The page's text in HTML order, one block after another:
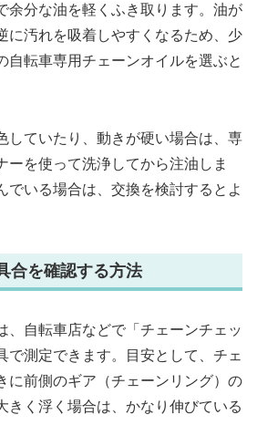
余分な油を軽くふき取ります。油が
に汚れを吸着しやすくなるため、少
自転車専用チェーンオイルを選ぶと
していたり、動きが硬い場合は、専
ーを使って洗浄してから注油しま
でいる場合は、交換を検討するとよ
合を確認する方法
、自転車店などで「チェーンチェッ
で測定できます。目安として、チェ
に前側のギア（チェーンリング）の
きく浮く場合は、かなり伸びている